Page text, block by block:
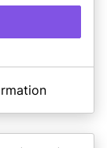
9h à 12h